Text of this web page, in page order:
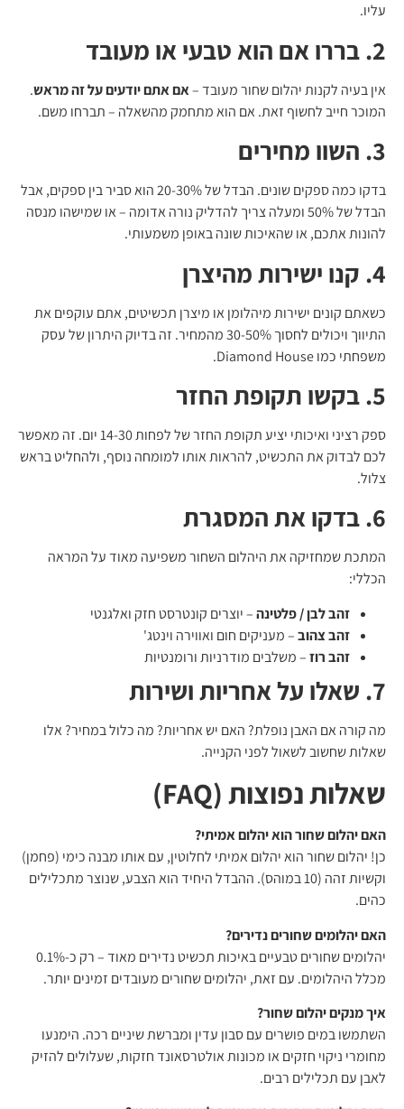
עליו.
2. בררו אם הוא טבעי או מעובד
אין בעיה לקנות יהלום שחור מעובד –אם אתם יודעים על זה מראש.
המוכר חייב לחשוף זאת. אם הוא מתחמק מהשאלה – תברחו משם.
3. השוו מחירים
בדקו כמה ספקים שונים. הבדל של 20-30% הוא סביר בין ספקים, אבל
הבדל של 50% ומעלה צריך להדליק נורה אדומה – או שמישהו מנסה
להונות אתכם, או שהאיכות שונה באופן משמעותי.
4. קנו ישירות מהיצרן
כשאתם קונים ישירות מיהלומן או מיצרן תכשיטים, אתם עוקפים את
התיווך ויכולים לחסוך 30-50% מהמחיר. זה בדיוק היתרון של עסק
משפחתי כמו Diamond House.
5. בקשו תקופת החזר
ספק רציני ואיכותי יציע תקופת החזר של לפחות 14-30 יום. זה מאפשר
לכם לבדוק את התכשיט, להראות אותו למומחה נוסף, ולהחליט בראש
צלול.
6. בדקו את המסגרת
המתכת שמחזיקה את היהלום השחור משפיעה מאוד על המראה
הכללי:
זהב לבן / פלטינה– יוצרים קונטרסט חזק ואלגנטי
זהב צהוב– מעניקים חום ואווירה וינטג'
זהב רוז– משלבים מודרניות ורומנטיות
7. שאלו על אחריות ושירות
מה קורה אם האבן נופלת? האם יש אחריות? מה כלול במחיר? אלו
שאלות שחשוב לשאול לפני הקנייה.
שאלות נפוצות (FAQ)
האם יהלום שחור הוא יהלום אמיתי?
כן! יהלום שחור הוא יהלום אמיתי לחלוטין, עם אותו מבנה כימי (פחמן)
וקשיות זהה (10 במוהס). ההבדל היחיד הוא הצבע, שנוצר מתכלילים
כהים.
האם יהלומים שחורים נדירים?
יהלומים שחורים טבעיים באיכות תכשיט נדירים מאוד – רק כ-0.1%
מכלל היהלומים. עם זאת, יהלומים שחורים מעובדים זמינים יותר.
איך מנקים יהלום שחור?
השתמשו במים פושרים עם סבון עדין ומברשת שיניים רכה. הימנעו
מחומרי ניקוי חזקים או מכונות אולטרסאונד חזקות, שעלולים להזיק
לאבן עם תכלילים רבים.